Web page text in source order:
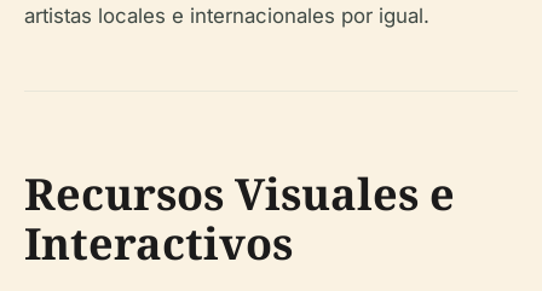
artistas locales e internacionales por igual.
Recursos Visuales e
Interactivos